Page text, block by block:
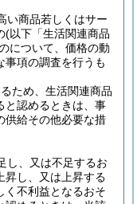
い商品若しくはサー
(以下「生活関連商品
について、価格の動
事項の調査を行うも
ため、生活関連商品
と認めるときは、事
供給その他必要な措
し、又は不足するお
昇し、又は上昇する
く不利益となるおそ